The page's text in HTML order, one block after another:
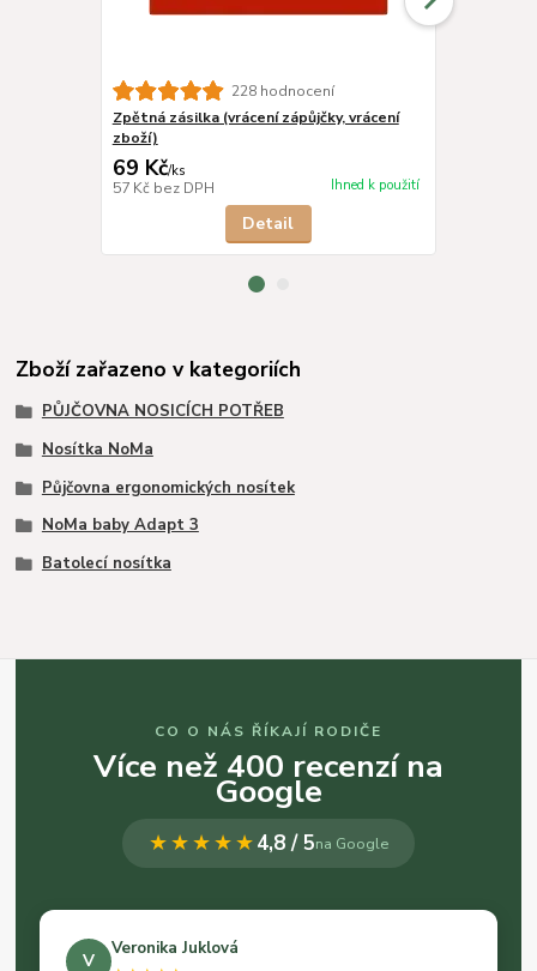
228 hodnocení
Zpětná zásilka (vrácení zápůjčky, vrácení
zboží)
69 Kč/ks
57 Kč bez DPH Ihned k použití
Detail
Zboží zařazeno v kategoriích
PŮJČOVNA NOSICÍCH POTŘEB
Nosítka NoMa
Půjčovna ergonomických nosítek
NoMa baby Adapt 3
Batolecí nosítka
CO O NÁS ŘÍKAJÍ RODIČE
Více než 400 recenzí na
Google
★★★★★4,8 / 5na Google
V
Veronika Juklová